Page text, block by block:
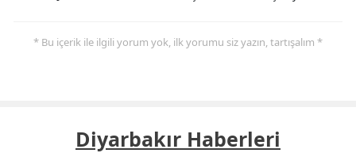
* Bu içerik ile ilgili yorum yok, ilk yorumu siz yazın, tartışalım *
Diyarbakır Haberleri